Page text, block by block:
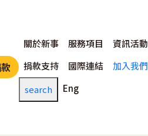
主選單
關於新事 服務項目
資訊活動
捐款支持
國際連結
加入我們
search
Eng